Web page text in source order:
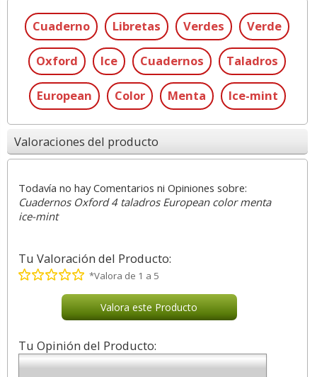
Cuaderno Libretas Verdes Verde
Oxford Ice Cuadernos Taladros
European Color Menta Ice-mint
Valoraciones del producto
Todavía no hay Comentarios ni Opiniones sobre:
Cuadernos Oxford 4 taladros European color menta
ice-mint
Tu Valoración del Producto:
*Valora de 1 a 5
Valora este Producto
Tu Opinión del Producto: